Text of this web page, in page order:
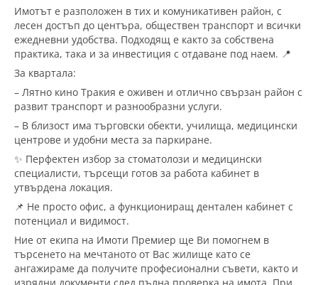
Имотът е разположен в тих и комуникативен район, с
лесен достъп до центъра, обществен транспорт и всички
ежедневни удобства. Подходящ е както за собствена
практика, така и за инвестиция с отдаване под наем. 📍
За квартала:
– Лятно кино Тракия е оживен и отлично свързан район с
развит транспорт и разнообразни услуги.
– В близост има търговски обекти, училища, медицински
центрове и удобни места за паркиране.
✨ Перфектен избор за стоматолози и медицински
специалисти, търсещи готов за работа кабинет в
утвърдена локация.
📌 Не просто офис, а функциониращ дентален кабинет с
потенциал и видимост.
Ние от екипа на Имоти Премиер ще Ви помогнем в
търсенето на мечтаното от Вас жилище като се
ангажираме да получите професионални съвети, както и